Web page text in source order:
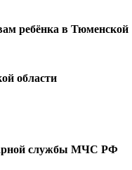
ребёнка в Тюменской
области
службы МЧС РФ